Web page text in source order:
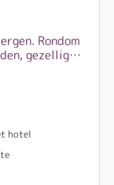
Rondom
gezellige
terwijl
ligt.
hotel